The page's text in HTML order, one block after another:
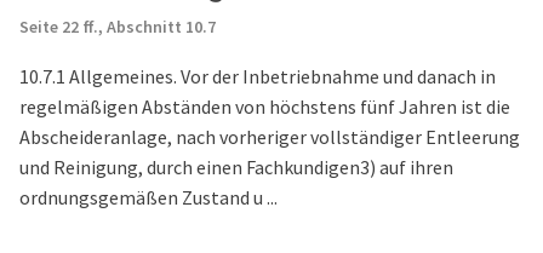
Seite 22 ff., Abschnitt 10.7
10.7.1 Allgemeines. Vor der Inbetriebnahme und danach in
regelmäßigen Abständen von höchstens fünf Jahren ist die
Abscheideranlage, nach vorheriger vollständiger Entleerung
und Reinigung, durch einen Fachkundigen3) auf ihren
ordnungsgemäßen Zustand u ...